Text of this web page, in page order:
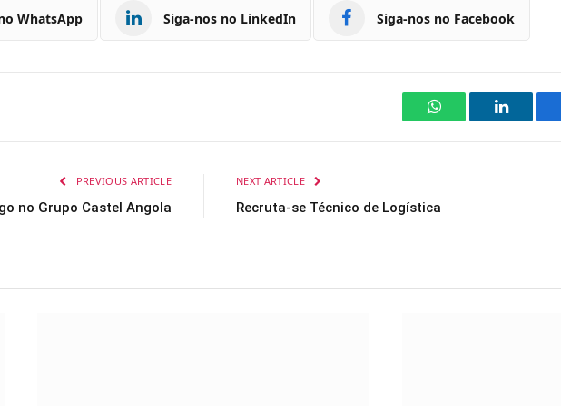
WhatsApp Siga-nos no LinkedIn Siga-nos no Facebook
WhatsAppLinkedIn
PREVIOUS ARTICLE
no Grupo Castel Angola
NEXT ARTICLE
Recruta-se Técnico de Logística